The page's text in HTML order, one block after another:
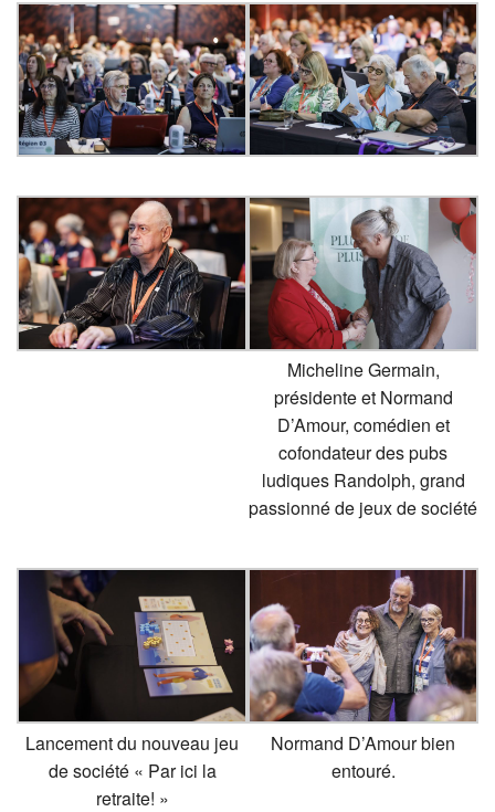
Micheline Germain,
présidente et Normand
D’Amour, comédien et
cofondateur des pubs
ludiques Randolph, grand
passionné de jeux de société
Lancement du nouveau jeu
de société « Par ici la
retraite! »
Normand D’Amour bien
entouré.